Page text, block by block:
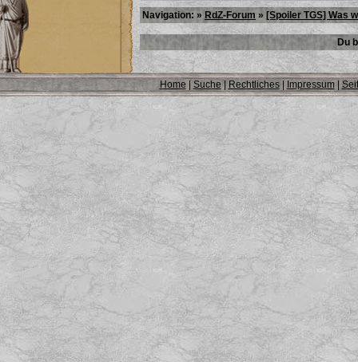
Navigation: » RdZ-Forum » [Spoiler TGS] Was
Du
Home| Suche | Rechtliches| Impressum|